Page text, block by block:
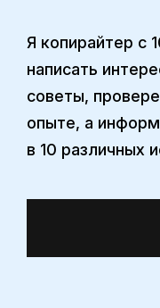
Я копирайтер с
написать
советы,
опыте, а
в 10 различных